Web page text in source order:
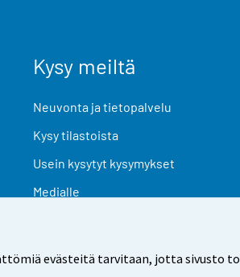
evästeitä tarvitaan, jotta sivusto
Kysy meiltä
Neuvonta ja tietopalvelu
Kysy tilastoista
Usein kysytyt kysymykset
Medialle